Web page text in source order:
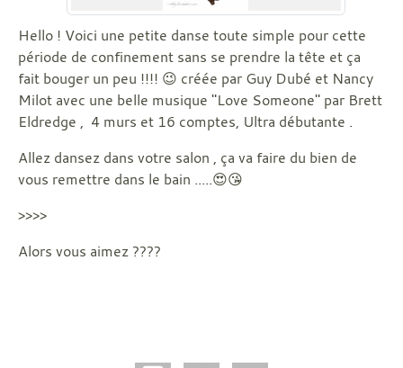
Hello ! Voici une petite danse toute simple pour cette
période de confinement sans se prendre la tête et ça
fait bouger un peu !!!! 😉 créée par Guy Dubé et Nancy
Milot avec une belle musique "Love Someone" par Brett
Eldredge , 4 murs et 16 comptes, Ultra débutante .
Allez dansez dans votre salon , ça va faire du bien de
vous remettre dans le bain .....😍😘
>>>>
Alors vous aimez ????